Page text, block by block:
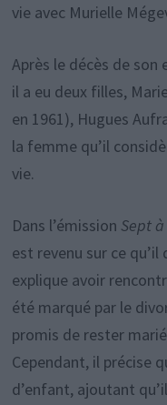
vie avec Murielle
Après le décès de son
il a eu deux filles,
en 1961), Hugues
la femme qu’il
vie.
Dans l’émission Sept
est revenu sur ce qu’il
explique avoir
été marqué par le
promis de rester
Cependant, il précise
d’enfant, ajoutant